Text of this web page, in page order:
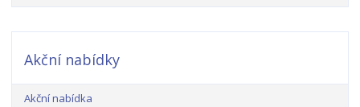
Akční nabídky
Akční nabídka